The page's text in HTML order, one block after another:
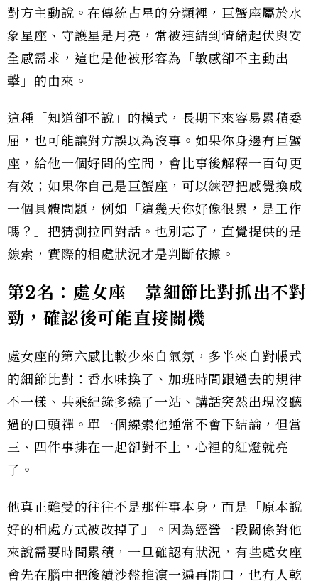
對方主動說。在傳統占星的分類裡，巨蟹座屬於水
象星座、守護星是月亮，常被連結到情緒起伏與安
全感需求，這也是他被形容為「敏感卻不主動出
擊」的由來。
這種「知道卻不說」的模式，長期下來容易累積委
屈，也可能讓對方誤以為沒事。如果你身邊有巨蟹
座，給他一個好問的空間，會比事後解釋一百句更
有效；如果你自己是巨蟹座，可以練習把感覺換成
一個具體問題，例如「這幾天你好像很累，是工作
嗎？」把猜測拉回對話。也別忘了，直覺提供的是
線索，實際的相處狀況才是判斷依據。
第2名：處女座｜靠細節比對抓出不對
勁，確認後可能直接關機
處女座的第六感比較少來自氣氛，多半來自對帳式
的細節比對：香水味換了、加班時間跟過去的規律
不一樣、共乘紀錄多繞了一站、講話突然出現沒聽
過的口頭禪。單一個線索他通常不會下結論，但當
三、四件事排在一起卻對不上，心裡的紅燈就亮
了。
他真正難受的往往不是那件事本身，而是「原本說
好的相處方式被改掉了」。因為經營一段關係對他
來說需要時間累積，一旦確認有狀況，有些處女座
會先在腦中把後續沙盤推演一遍再開口，也有人乾